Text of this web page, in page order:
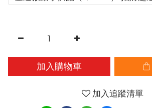
加入購物車
加入追蹤清單